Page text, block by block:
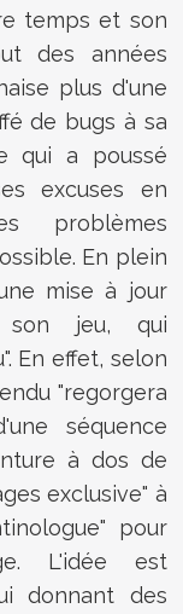
temps et son
des années
plus d'une
de bugs à sa
qui a poussé
excuses en
problèmes
En plein
mise à jour
jeu, qui
En effet, selon
"regorgera
séquence
à dos de
exclusive" à
pour
L'idée est
donnant des